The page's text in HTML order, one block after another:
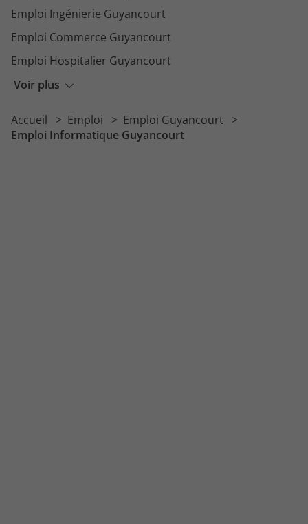
Voir plus
Emploi Ingénierie Guyancourt
Emploi Commerce Guyancourt
Emploi Hospitalier Guyancourt
Emploi Administratif Guyancourt
Emploi Electronique Guyancourt
Accueil Emploi
Emploi Guyancourt
Emploi Informatique Guyancourt